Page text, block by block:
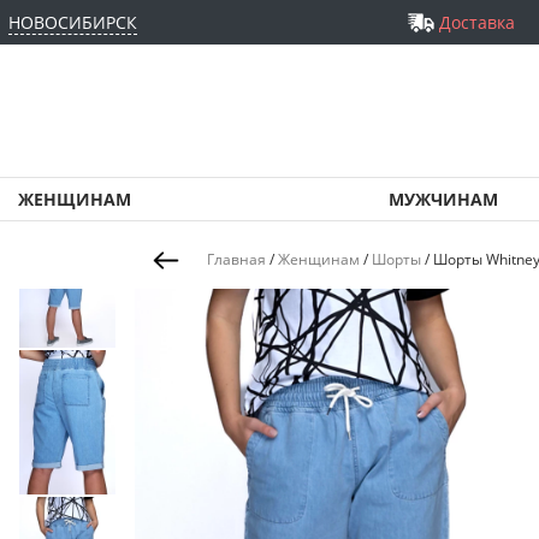
НОВОСИБИРСК Доставка
ЖЕНЩИНАМ МУЖЧИНАМ
Главная /Женщинам / Шорты/ Шорты